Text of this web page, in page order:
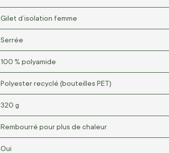
Gilet d’isolation femme
Serrée
100 % polyamide
Polyester recyclé (bouteilles PET)
320 g
Rembourré pour plus de chaleur
Oui